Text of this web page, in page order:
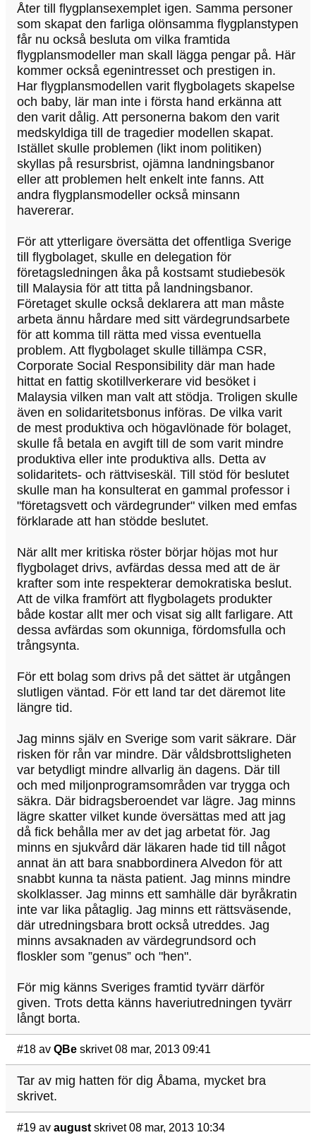
Åter till flygplansexemplet igen. Samma personer
som skapat den farliga olönsamma flygplanstypen
får nu också besluta om vilka framtida
flygplansmodeller man skall lägga pengar på. Här
kommer också egenintresset och prestigen in.
Har flygplansmodellen varit flygbolagets skapelse
och baby, lär man inte i första hand erkänna att
den varit dålig. Att personerna bakom den varit
medskyldiga till de tragedier modellen skapat.
Istället skulle problemen (likt inom politiken)
skyllas på resursbrist, ojämna landningsbanor
eller att problemen helt enkelt inte fanns. Att
andra flygplansmodeller också minsann
havererar.
För att ytterligare översätta det offentliga Sverige
till flygbolaget, skulle en delegation för
företagsledningen åka på kostsamt studiebesök
till Malaysia för att titta på landningsbanor.
Företaget skulle också deklarera att man måste
arbeta ännu hårdare med sitt värdegrundsarbete
för att komma till rätta med vissa eventuella
problem. Att flygbolaget skulle tillämpa CSR,
Corporate Social Responsibility där man hade
hittat en fattig skotillverkerare vid besöket i
Malaysia vilken man valt att stödja. Troligen skulle
även en solidaritetsbonus införas. De vilka varit
de mest produktiva och högavlönade för bolaget,
skulle få betala en avgift till de som varit mindre
produktiva eller inte produktiva alls. Detta av
solidaritets- och rättviseskäl. Till stöd för beslutet
skulle man ha konsulterat en gammal professor i
"företagsvett och värdegrunder" vilken med emfas
förklarade att han stödde beslutet.
När allt mer kritiska röster börjar höjas mot hur
flygbolaget drivs, avfärdas dessa med att de är
krafter som inte respekterar demokratiska beslut.
Att de vilka framfört att flygbolagets produkter
både kostar allt mer och visat sig allt farligare. Att
dessa avfärdas som okunniga, fördomsfulla och
trångsynta.
För ett bolag som drivs på det sättet är utgången
slutligen väntad. För ett land tar det däremot lite
längre tid.
Jag minns själv en Sverige som varit säkrare. Där
risken för rån var mindre. Där våldsbrottsligheten
var betydligt mindre allvarlig än dagens. Där till
och med miljonprogramsområden var trygga och
säkra. Där bidragsberoendet var lägre. Jag minns
lägre skatter vilket kunde översättas med att jag
då fick behålla mer av det jag arbetat för. Jag
minns en sjukvård där läkaren hade tid till något
annat än att bara snabbordinera Alvedon för att
snabbt kunna ta nästa patient. Jag minns mindre
skolklasser. Jag minns ett samhälle där byråkratin
inte var lika påtaglig. Jag minns ett rättsväsende,
där utredningsbara brott också utreddes. Jag
minns avsaknaden av värdegrundsord och
floskler som ”genus” och "hen".
För mig känns Sveriges framtid tyvärr därför
given. Trots detta känns haveriutredningen tyvärr
långt borta.
#18 av QBe skrivet 08 mar, 2013 09:41
Tar av mig hatten för dig Åbama, mycket bra
skrivet.
#19 av august skrivet 08 mar, 2013 10:34